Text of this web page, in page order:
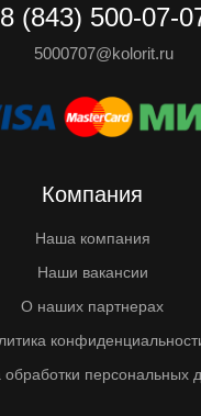
8 (843) 500-07-
5000707@kolorit.ru
Компания
Наша компания
Наши вакансии
О наших партнерах
обработки персональных